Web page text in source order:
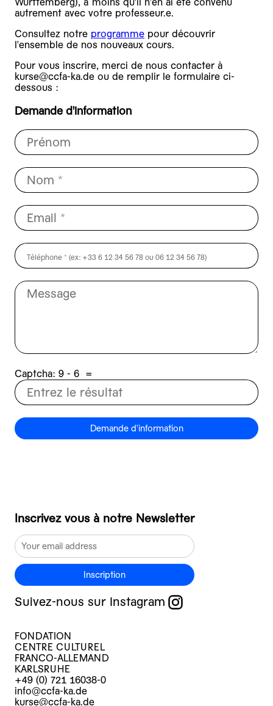
autrement avec votre professeur.e.
Consultez notre programme pour découvrir
l'ensemble de nos nouveaux cours.
Pour vous inscrire, merci de nous contacter à
kurse@ccfa-ka.de ou de remplir le formulaire ci-
dessous :
Demande d'information
Captcha: 6 - 9 =
Demande d'information
Inscrivez vous à notre Newsletter
Inscription
Suivez-nous sur Instagram
FONDATION
CENTRE CULTUREL
FRANCO-ALLEMAND
KARLSRUHE
+49 (0) 721 16038-0
info@ccfa-ka.de
kurse@ccfa-ka.de